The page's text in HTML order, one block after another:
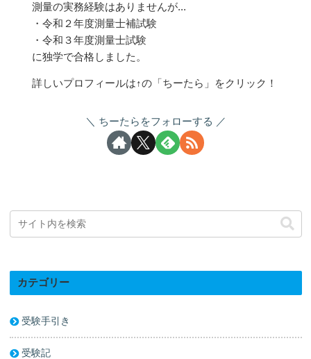
測量の実務経験はありませんが...
・令和２年度測量士補試験
・令和３年度測量士試験
に独学で合格しました。
詳しいプロフィールは↑の「ちーたら」をクリック！
ちーたらをフォローする
カテゴリー
受験手引き
受験記